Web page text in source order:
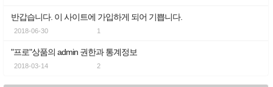
반갑습니다. 이 사이트에 가입하게 되어 기쁩니다.
2018-06-30 1
"프로"상품의 admin 권한과 통계정보
2018-03-14 2